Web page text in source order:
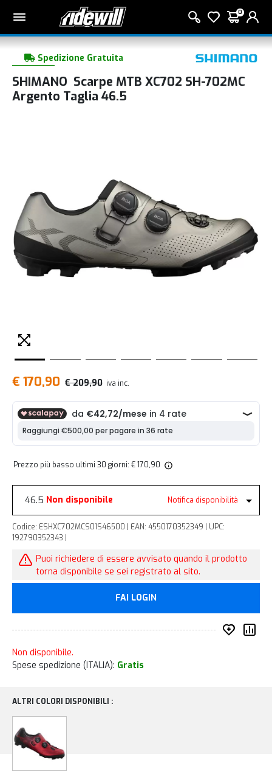
0
Spedizione Gratuita
SHIMANO Scarpe MTB XC702 SH-702MC
Argento Taglia 46.5
€ 170,90 € 209,90 iva inc.
Prezzo più basso ultimi 30 giorni: € 170,90
46.5 Non disponibile Notifica disponibilità
Codice: ESHXC702MCS01S46500 | EAN: 4550170352349 | UPC:
192790352343 |
Puoi richiedere di essere avvisato quando il prodotto
torna disponibile se sei registrato al sito.
FAI LOGIN
Non disponibile.
Spese spedizione (ITALIA): Gratis
ALTRI COLORI DISPONIBILI :